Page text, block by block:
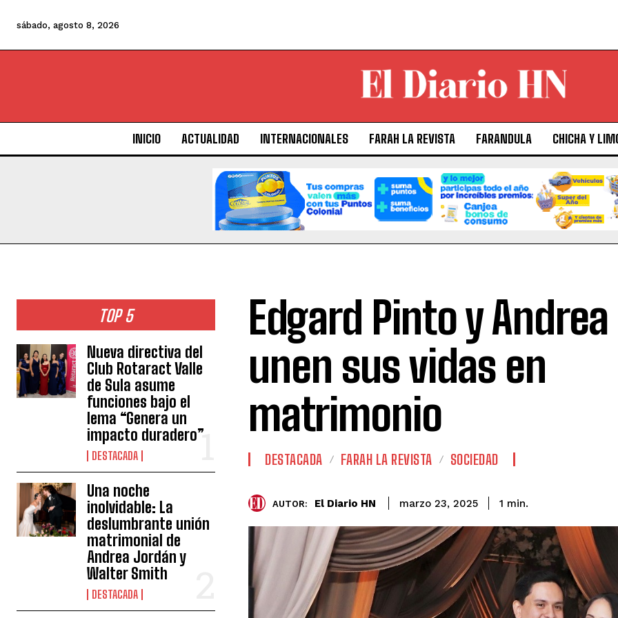
sábado, agosto 8, 2026
INICIO ACTUALIDAD INTERNACIONALES FARAH LA REVISTA FARANDULA CHICHA Y
TOP 5
Nueva directiva del
Club Rotaract Valle
de Sula asume
funciones bajo el
lema “Genera un
impacto duradero”
DESTACADA
Una noche
inolvidable: La
deslumbrante unión
matrimonial de
Andrea Jordán y
Walter Smith
DESTACADA
Edgard Pinto y
unen sus vidas en
matrimonio
DESTACADA FARAH LA REVISTA SOCIEDAD
AUTOR: El Diario HN marzo 23, 2025 1 min.